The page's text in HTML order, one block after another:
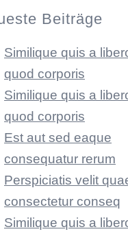
Beiträge
Similique quis a
quod corporis
Similique quis a
quod corporis
Est aut sed eaque
consequatur rerum
Perspiciatis velit
consectetur conseq
Similique quis a